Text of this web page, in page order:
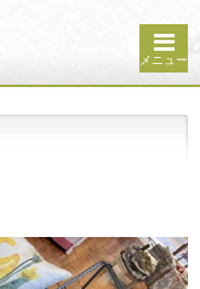
メニュー